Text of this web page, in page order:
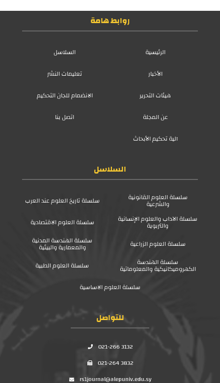
روابط هامة
الرئيسية
السلاسل
الأخبار
تعليمات النشر
هيئات التحرير
الانضمام للجان التحكيم
عن المجلة
اتصل بنا
آلية تحكيم الأبحاث
السلاسل
سلسلة العلوم القانونية
والشرعية
سلسلة تاريخ العلوم عند العرب
سلسلة الآداب والعلوم الإنسانية
والتربوية
سلسلة العلوم الاقتصادية
سلسلة العلوم الزراعية
سلسلة الهندسة المدنية
والمعمارية والبيئية
سلسلة الهندسة
الكهروميكانيكية والمعلوماتية
سلسلة العلوم الطبية
سلسلة العلوم الاساسية
للتواصل
021-266 3132
021-264 3832
rs1journal@alepuniv.edu.sy